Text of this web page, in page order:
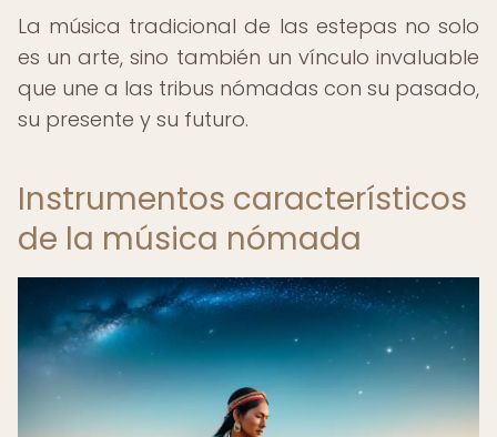
La música tradicional de las estepas no solo
es un arte, sino también un vínculo invaluable
que une a las tribus nómadas con su pasado,
su presente y su futuro.
Instrumentos característicos
de la música nómada